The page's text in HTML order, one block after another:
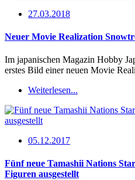
27.03.2018
Neuer Movie Realization
Im japanischen Magazin Hobby
erstes Bild einer neuen Movie
Weiterlesen...
05.12.2017
Fünf neue Tamashii Nations
Figuren ausgestellt